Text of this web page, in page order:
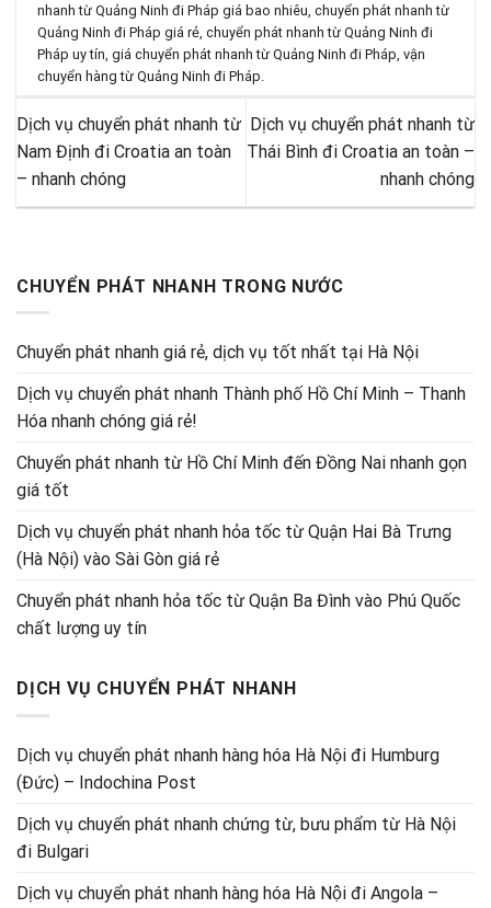
nhanh từ Quảng Ninh đi Pháp giá bao nhiêu ,chuyển phát nhanh từ
Quảng Ninh đi Pháp giá rẻ ,chuyển phát nhanh từ Quảng Ninh đi
Pháp uy tín ,giá chuyển phát nhanh từ Quảng Ninh đi Pháp ,vận
chuyển hàng từ Quảng Ninh đi Pháp
Dịch vụ chuyển phát nhanh từ
Nam Định đi Croatia an toàn
– nhanh chóng
Dịch vụ chuyển phát nhanh từ
Thái Bình đi Croatia an toàn –
nhanh chóng
CHUYỂN PHÁT NHANH TRONG NƯỚC
Chuyển phát nhanh giá rẻ, dịch vụ tốt nhất tại Hà Nội
Dịch vụ chuyển phát nhanh Thành phố Hồ Chí Minh – Thanh
Hóa nhanh chóng giá rẻ!
Chuyển phát nhanh từ Hồ Chí Minh đến Đồng Nai nhanh gọn
giá tốt
Dịch vụ chuyển phát nhanh hỏa tốc từ Quận Hai Bà Trưng
(Hà Nội) vào Sài Gòn giá rẻ
Chuyển phát nhanh hỏa tốc từ Quận Ba Đình vào Phú Quốc
chất lượng uy tín
DỊCH VỤ CHUYỂN PHÁT NHANH
Dịch vụ chuyển phát nhanh hàng hóa Hà Nội đi Humburg
(Đức) – Indochina Post
Dịch vụ chuyển phát nhanh chứng từ, bưu phẩm từ Hà Nội
đi Bulgari
Dịch vụ chuyển phát nhanh hàng hóa Hà Nội đi Angola –